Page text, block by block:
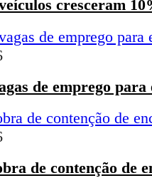
cresceram
de emprego
de contenção de